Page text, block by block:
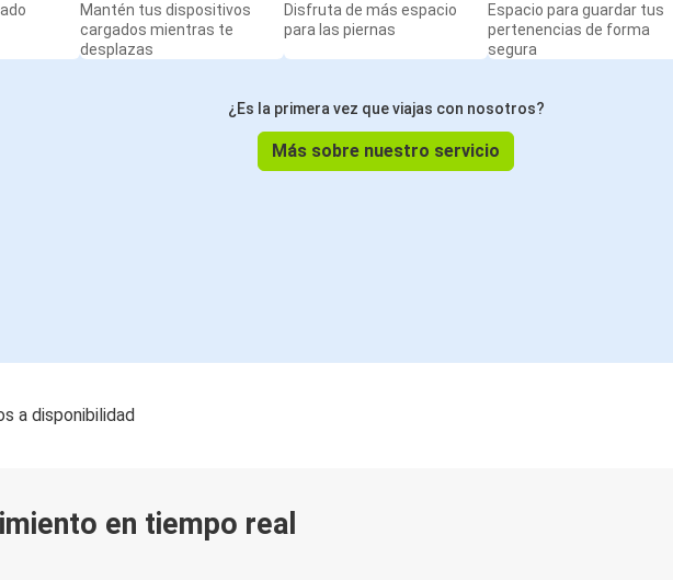
Mantén tus dispositivos
cargados mientras te
desplazas
Disfruta de más espacio
para las piernas
Espacio para guardar tus
pertenencias de forma
segura
¿Es la primera vez que viajas con nosotros?
Más sobre nuestro servicio
a disponibilidad
en tiempo real